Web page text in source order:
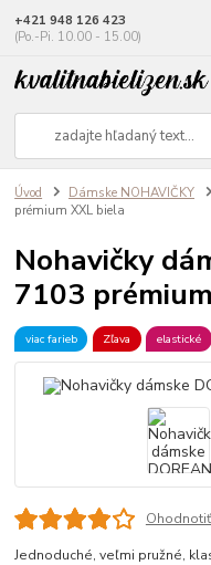
+421 948 126 423
(Po.-Pi. 10.00 - 15.00)
Úvod Dámske NOHAVIČKY
prémium XXL biela
Nohavičky
7103
viac farieb Zľava elastické
Jednoduché, veľmi pružné,